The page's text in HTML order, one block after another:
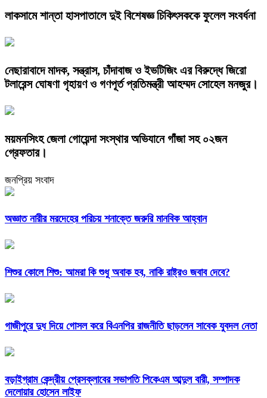
লাকসামে শান্তা হাসপাতালে দুই বিশেষজ্ঞ চিকিৎসককে ফুলেল সংবর্ধনা
নেছারাবাদে মাদক, সন্ত্রাস, চাঁদাবাজ ও ইভটিজিং এর বিরুদ্ধে জিরো
টলারেন্স ঘোষণা গৃহায়ণ ও গণপূর্ত প্রতিমন্ত্রী আহম্মদ সোহেল মনজুর।
ময়মনসিংহ জেলা গোয়েন্দা সংস্থার অভিযানে গাঁজা সহ ০২জন
গ্রেফতার।
জনপ্রিয় সংবাদ
অজ্ঞাত নারীর মরদেহের পরিচয় শনাক্তে জরুরি মানবিক আহ্বান
শিশুর কোলে শিশু: আমরা কি শুধু অবাক হব, নাকি রাষ্ট্রও জবাব দেবে?
গাজীপুরে দুধ দিয়ে গোসল করে বিএনপির রাজনীতি ছাড়লেন সাবেক যুবদল নেতা
বড়াইগ্রাম কেন্দ্রীয় প্রেসক্লাবের সভাপতি পিকেএম আব্দুল বারী, সম্পাদক
দেলোয়ার হোসেন লাইফ